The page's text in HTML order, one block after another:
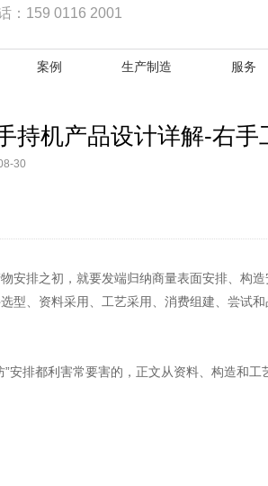
：159 0116 2001
案例 生产制造 服务
持机产品设计详解-右手
30
排之初，就要发端归纳商量表面安排、构
、资料采用、工艺采用、消费组建、尝试
排都利害常要害的，正文从资料、构造和工